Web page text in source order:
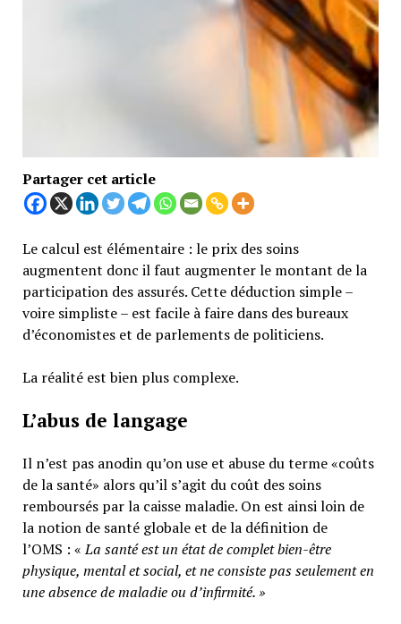
Partager cet article
Le calcul est élémentaire : le prix des soins
augmentent donc il faut augmenter le montant de la
participation des assurés. Cette déduction simple –
voire simpliste – est facile à faire dans des bureaux
d’économistes et de parlements de politiciens.
La réalité est bien plus complexe.
L’abus de langage
Il n’est pas anodin qu’on use et abuse du terme «coûts
de la santé» alors qu’il s’agit du coût des soins
remboursés par la caisse maladie. On est ainsi loin de
la notion de santé globale et de la définition de
l’OMS : «La santé est un état de complet bien-être
physique, mental et social, et ne consiste pas seulement en
une absence de maladie ou d’infirmité.»